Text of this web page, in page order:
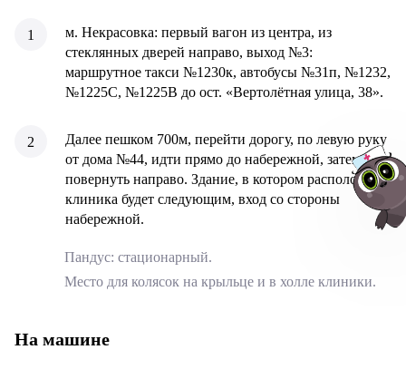
м. Некрасовка: первый вагон из центра, из
стеклянных дверей направо, выход №3:
маршрутное такси №1230к, автобусы №31п, №1232,
№1225С, №1225В до ост. «Вертолётная улица, 38».
Далее пешком 700м, перейти дорогу, по левую руку
от дома №44, идти прямо до набережной, затем
повернуть направо. Здание, в котором расположена
клиника будет следующим, вход со стороны
набережной.
Пандус: стационарный.
Место для колясок на крыльце и в холле клиники.
На машине